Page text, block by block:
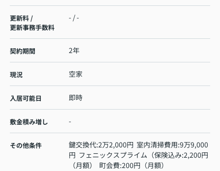
更新料 /
更新事務手数料
- / -
契約期間 2年
現況 空家
入居可能日 即時
敷金積み増し -
その他条件
鍵交換代:2万2,000円 室内清掃費用:9万9,000
円 フェニックスプライム（保険込み:2,200円
（月額） 町会費:200円（月額）